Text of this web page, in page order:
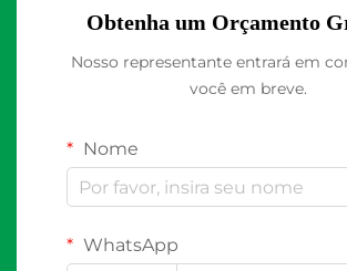
Obtenha um Orçamento
Nosso representante entrará em
você em breve.
Nome
WhatsApp